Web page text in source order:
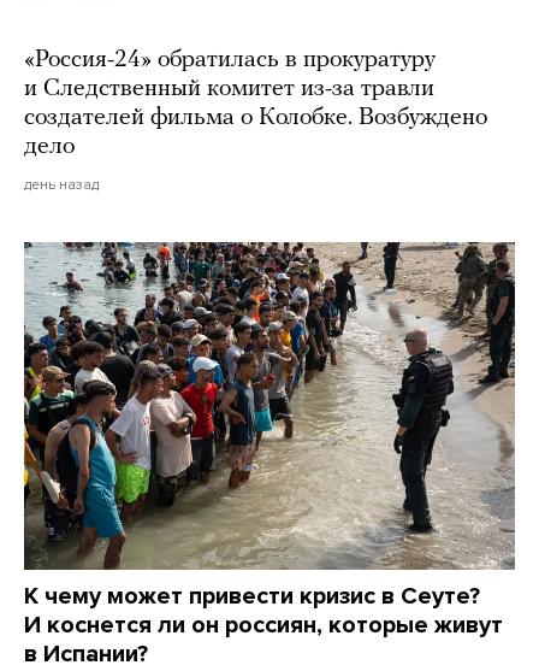
«Россия-24» обратилась в прокуратуру
и Следственный комитет из-за травли
создателей фильма о Колобке. Возбуждено
дело
день назад
К чему может привести кризис в Сеуте?
И коснется ли он россиян, которые живут
в Испании?